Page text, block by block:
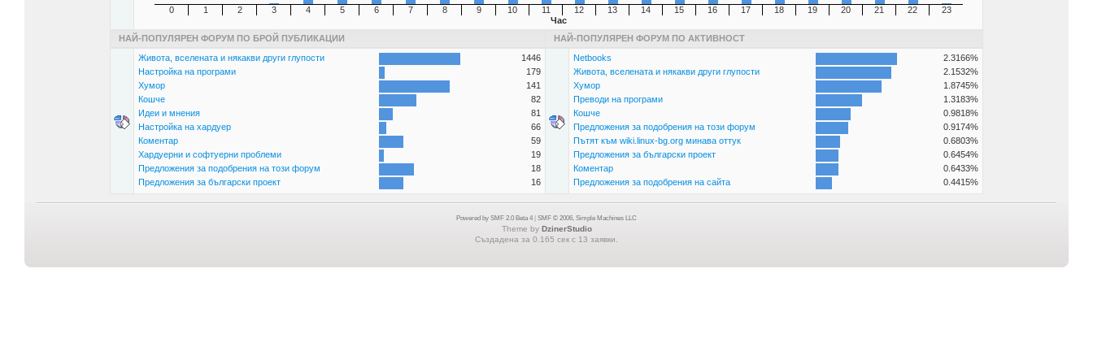
0 1 2 3 4 5 6 7 8 9 10 11 12 13 14 15 16 17 18 19 20 21 22
23
Час
НАЙ-ПОПУЛЯРЕН ФОРУМ ПО БРОЙ ПУБЛИКАЦИИ
НАЙ-ПОПУЛЯРЕН ФОРУМ ПО АКТИВНОСТ
Живота, вселената и някакви други глупости
1446
Настройка на програми
179
Хумор
141
Кошче
82
Идеи и мнения
81
Настройка на хардуер
66
Коментар
59
Хардуерни и софтуерни проблеми
19
Предложения за подобрения на този форум
18
Предложения за български проект
16
Netbooks
2.3166%
Живота, вселената и някакви други глупости
2.1532%
Хумор
1.8745%
Преводи на програми
1.3183%
Кошче
0.9818%
Предложения за подобрения на този форум
0.9174%
Пътят към wiki.linux-bg.org минава оттук
0.6803%
Предложения за български проект
0.6454%
Коментар
0.6433%
Предложения за подобрения на сайта
0.4415%
Powered by SMF 2.0 Beta 4 SMF © 2006, Simple Machines LLC
Theme by DzinerStudio
Създадена за 0.165 сек с 13 заявки.